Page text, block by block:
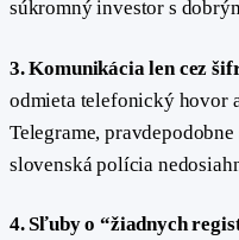
súkromný investor s
3. Komunikácia len cez
odmieta telefonický hovor
Telegrame,
slovenská polícia
4. Sľuby o “žiadnych